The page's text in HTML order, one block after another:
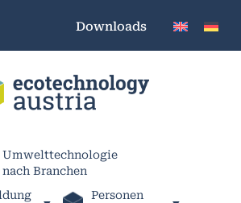
Downloads
Umwelttechnologie
nach Branchen
Personen